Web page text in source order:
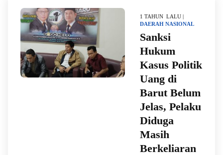
1 TAHUN LALU |
DAERAH NASIONAL
Sanksi
Hukum
Kasus Politik
Uang di
Barut Belum
Jelas, Pelaku
Diduga
Masih
Berkeliaran